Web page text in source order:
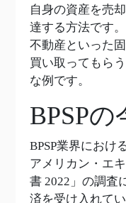
自身の資産を売
達する方法です。
不動産といった
買い取ってもら
な例です。
BPSP
BPSP業界におけ
アメリカン・エ
書 2022」の調査
済を受け入れて